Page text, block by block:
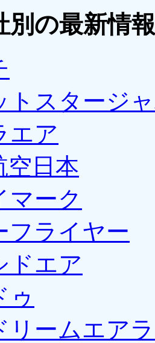
別の最新情報
トスタージ
エア
空日本
マーク
フライヤー
ドエア
ゥ
リームエア